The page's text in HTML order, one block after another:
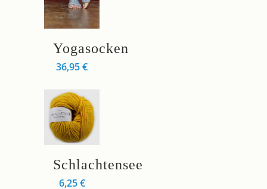
Produkt
weist
Varianten
auf.
Die
Optionen
können
Yogasocken
36,95€
Produkt
weist
Schlachtensee
6,25€